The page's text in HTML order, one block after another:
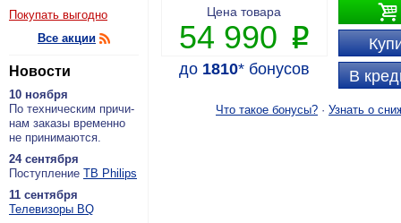
Покупать выгодно
Все акции
Новости
10 ноября
По тех­ни­че­ским при­чи­
нам за­ка­зы вре­мен­но
не при­ни­ма­ют­ся.
24 сентября
По­ступ­ле­ние ТВ Philips
11 сентября
Теле­ви­зо­ры BQ

В
Цена товара
54 990 P
до 1810*бонусов
Что такое бонусы? · Узнать о